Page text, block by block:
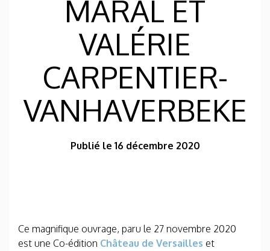
MARAL ET
VALÉRIE
CARPENTIER-
VANHAVERBEKE
Publié le 16 décembre 2020
Ce magnifique ouvrage, paru le 27 novembre 2020
est une Co-édition Château de Versailles et